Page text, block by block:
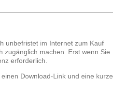
unbefristet im Internet zum Kauf
zugänglich machen. Erst wenn Sie
erforderlich.
Download-Link und eine kurze